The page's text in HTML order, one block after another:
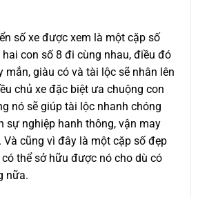
số xe được xem là một cặp số
con số 8 đi cùng nhau, điều đó
mắn, giàu có và tài lộc sẽ nhân lên
chủ xe đặc biệt ưa chuộng con
nó sẽ giúp tài lộc nhanh chóng
sự nghiệp hanh thông, vận may
cũng vì đây là một cặp số đẹp
thể sở hữu được nó cho dù có
nữa.